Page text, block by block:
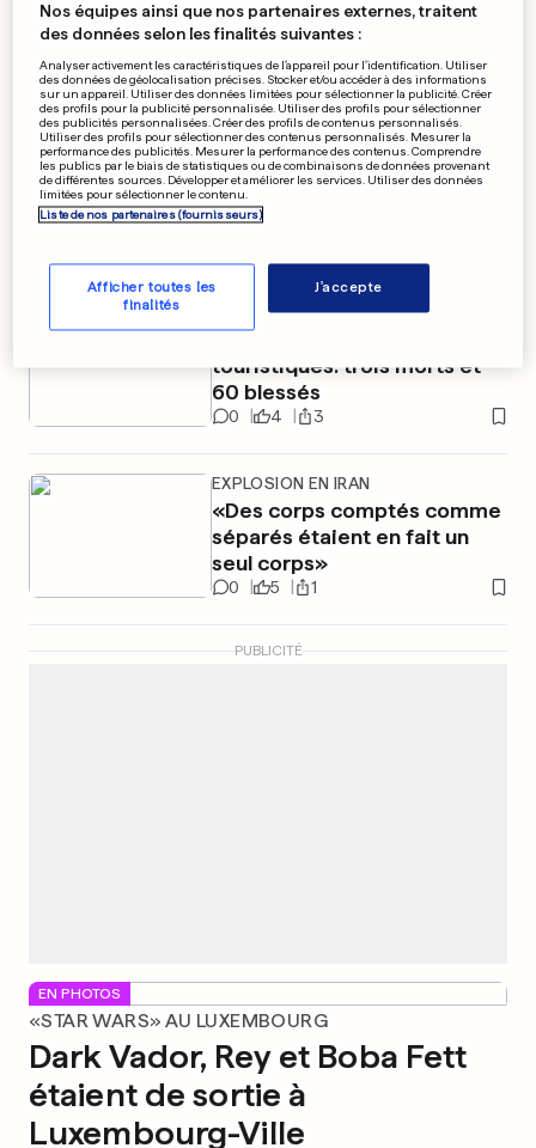
FOOTBALL
Le témoignage poignant de
Cucurella sur l'autisme de son
fils
Naufrage de deux bateaux
touristiques: trois morts et
60 blessés
0 4 3
EXPLOSION EN IRAN
«Des corps comptés comme
séparés étaient en fait un
seul corps»
0 5 1
PUBLICITÉ
EN PHOTOS
«STAR WARS» AU LUXEMBOURG
Dark Vador, Rey et Boba Fett
étaient de sortie à
Luxembourg-Ville
Nos équipes ainsi que nos partenaires externes, traitent
des données selon les finalités suivantes :
Analyser activement les caractéristiques de l’appareil pour l’identification. Utiliser
des données de géolocalisation précises. Stocker et/ou accéder à des informations
sur un appareil. Utiliser des données limitées pour sélectionner la publicité. Créer
des profils pour la publicité personnalisée. Utiliser des profils pour sélectionner
des publicités personnalisées. Créer des profils de contenus personnalisés.
Utiliser des profils pour sélectionner des contenus personnalisés. Mesurer la
performance des publicités. Mesurer la performance des contenus. Comprendre
les publics par le biais de statistiques ou de combinaisons de données provenant
de différentes sources. Développer et améliorer les services. Utiliser des données
limitées pour sélectionner le contenu.
Liste de nos partenaires (fournisseurs)
Afficher toutes les
finalités
J'accepte